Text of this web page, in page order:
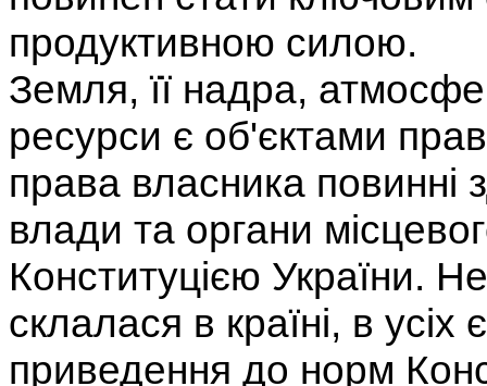
продуктивною силою.
Земля, її надра,
ресурси є об'єктами
права власника повинні
влади та органи
Конституцією України.
склалася в країні, в усіх
приведення до норм